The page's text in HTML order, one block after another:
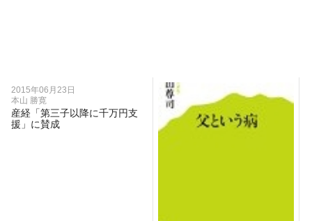
2015年06月23日
本山 勝寛
産経「第三子以降に千万円支
援」に賛成